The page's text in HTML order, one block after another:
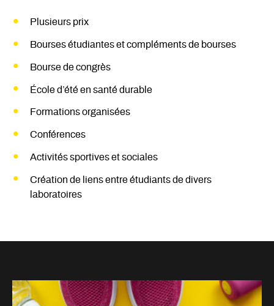
Plusieurs prix
Bourses étudiantes et compléments de bourses
Bourse de congrès
École d’été en santé durable
Formations organisées
Conférences
Activités sportives et sociales
Création de liens entre étudiants de divers
laboratoires